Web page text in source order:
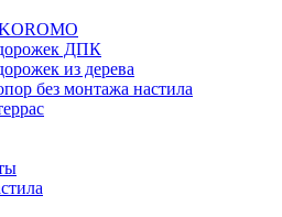
ДПК
из дерева
без монтажа настила